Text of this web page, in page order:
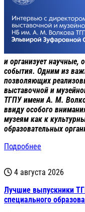
и организует научные,
события. Одним из
позволяющих
выставочной и
ТГПУ имени А. М.
ввиду особого
музеям как к
образовательных
Подробнее
4 августа 2026
Лучшие выпускники
специального